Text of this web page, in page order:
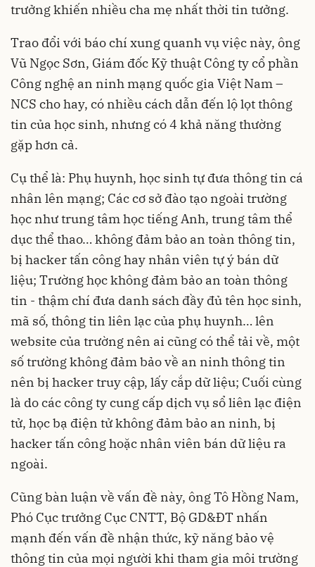
trưởng khiến nhiều cha mẹ nhất thời tin tưởng.
Trao đổi với báo chí xung quanh vụ việc này, ông
Vũ Ngọc Sơn, Giám đốc Kỹ thuật Công ty cổ phần
Công nghệ an ninh mạng quốc gia Việt Nam –
NCS cho hay, có nhiều cách dẫn đến lộ lọt thông
tin của học sinh, nhưng có 4 khả năng thường
gặp hơn cả.
Cụ thể là: Phụ huynh, học sinh tự đưa thông tin cá
nhân lên mạng; Các cơ sở đào tạo ngoài trường
học như trung tâm học tiếng Anh, trung tâm thể
dục thể thao… không đảm bảo an toàn thông tin,
bị hacker tấn công hay nhân viên tự ý bán dữ
liệu; Trường học không đảm bảo an toàn thông
tin - thậm chí đưa danh sách đầy đủ tên học sinh,
mã số, thông tin liên lạc của phụ huynh… lên
website của trường nên ai cũng có thể tải về, một
số trường không đảm bảo về an ninh thông tin
nên bị hacker truy cập, lấy cắp dữ liệu; Cuối cùng
là do các công ty cung cấp dịch vụ sổ liên lạc điện
tử, học bạ điện tử không đảm bảo an ninh, bị
hacker tấn công hoặc nhân viên bán dữ liệu ra
ngoài.
Cũng bàn luận về vấn đề này, ông Tô Hồng Nam,
Phó Cục trưởng Cục CNTT, Bộ GD&ĐT nhấn
mạnh đến vấn đề nhận thức, kỹ năng bảo vệ
thông tin của mọi người khi tham gia môi trường